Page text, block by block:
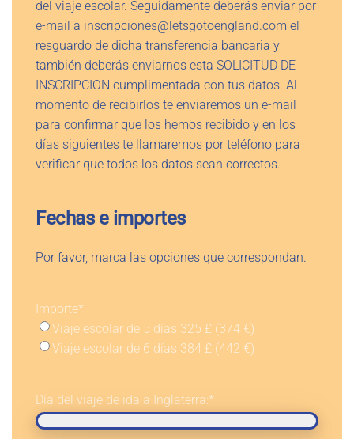
del viaje escolar. Seguidamente deberás enviar por
e-mail a inscripciones@letsgotoengland.com el
resguardo de dicha transferencia bancaria y
también deberás enviarnos esta SOLICITUD DE
INSCRIPCION cumplimentada con tus datos. Al
momento de recibirlos te enviaremos un e-mail
para confirmar que los hemos recibido y en los
días siguientes te llamaremos por teléfono para
verificar que todos los datos sean correctos.
Fechas e importes
Por favor, marca las opciones que correspondan.
Importe*
Viaje escolar de 5 días 325 £ (374 €)
Viaje escolar de 6 días 384 £ (442 €)
Día del viaje de ida a Inglaterra:*